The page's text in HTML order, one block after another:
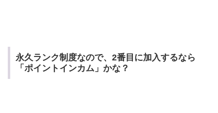
永久ランク制度なので、2番目に加入するなら
「ポイントインカム」かな？